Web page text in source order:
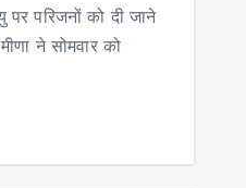
परिजनों को दी जाने
ने सोमवार को